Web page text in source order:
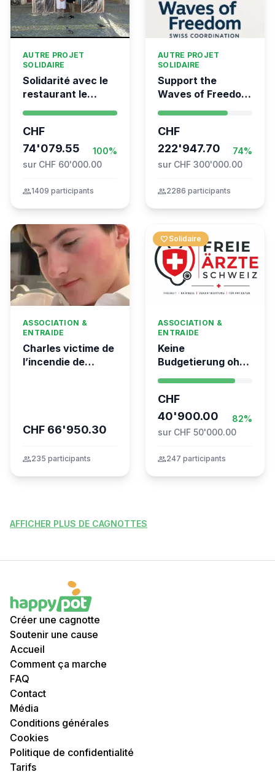
AUTRE PROJET
SOLIDAIRE
Solidarité avec le
restaurant le
CHF
74'079.55
100%
sur CHF 60'000.00
group1409 participants
AUTRE PROJET
SOLIDAIRE
Support the
Waves of Freedom
the Global
Movement to Gaza
CHF
222'947.70
74%
sur CHF 300'000.00
group2286 participants
ASSOCIATION &
ENTRAIDE
Charles victime de
l’incendie de
CHF 66'950.30
group235 participants
favorite Solidaire
ASSOCIATION &
ENTRAIDE
Keine
Budgetierung ohne
Höchstgrenze
unabhängig prüfen
CHF
40'900.00
82%
sur CHF 50'000.00
group247 participants
AFFICHER PLUS DE CAGNOTTES
Créer une cagnotte
Soutenir une cause
Accueil
Comment ça marche
FAQ
Contact
Média
Conditions générales
Cookies
Politique de confidentialité
Tarifs